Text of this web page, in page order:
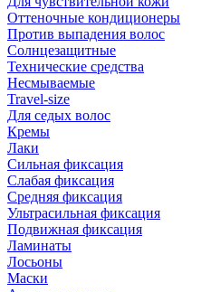
Оттеночные кондиционеры
Против выпадения волос
Солнцезащитные
Технические средства
Несмываемые
Travel-size
Для седых волос
Кремы
Лаки
Сильная фиксация
Слабая фиксация
Средняя фиксация
Ультрасильная фиксация
Подвижная фиксация
Ламинаты
Лосьоны
Маски